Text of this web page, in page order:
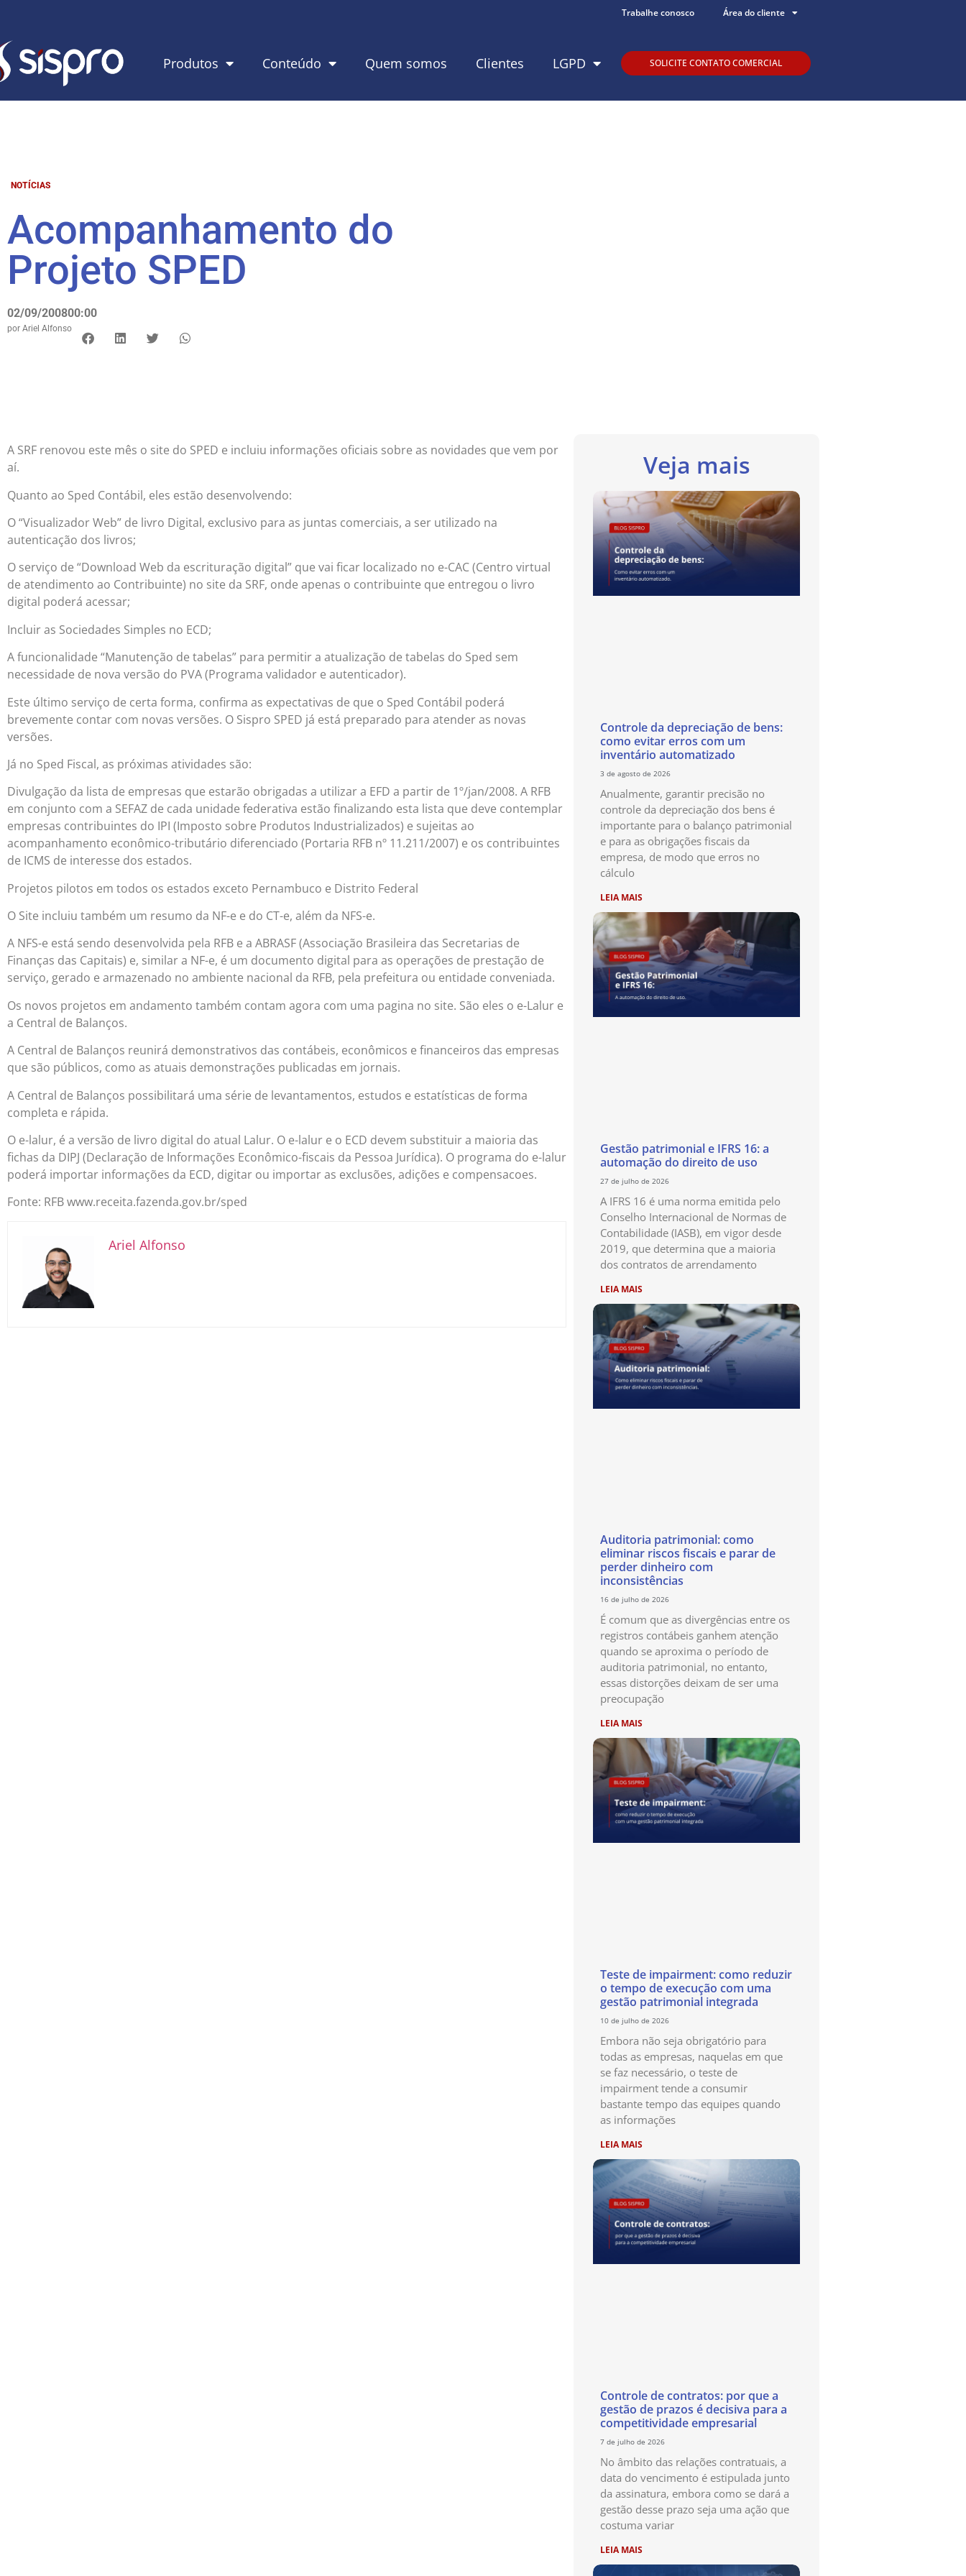
Trabalhe conosco Área do cliente
Produtos Conteúdo Quem somos Clientes LGPD SOLICITE CONTATO COMERCIAL
NOTÍCIAS
Acompanhamento do
Projeto SPED
02/09/200800:00
por Ariel Alfonso
A SRF renovou este mês o site do SPED e incluiu informações oficiais sobre as novidades que vem por
aí.
Quanto ao Sped Contábil, eles estão desenvolvendo:
O “Visualizador Web” de livro Digital, exclusivo para as juntas comerciais, a ser utilizado na
autenticação dos livros;
O serviço de “Download Web da escrituração digital” que vai ficar localizado no e-CAC (Centro virtual
de atendimento ao Contribuinte) no site da SRF, onde apenas o contribuinte que entregou o livro
digital poderá acessar;
Incluir as Sociedades Simples no ECD;
A funcionalidade “Manutenção de tabelas” para permitir a atualização de tabelas do Sped sem
necessidade de nova versão do PVA (Programa validador e autenticador).
Este último serviço de certa forma, confirma as expectativas de que o Sped Contábil poderá
brevemente contar com novas versões. O Sispro SPED já está preparado para atender as novas
versões.
Já no Sped Fiscal, as próximas atividades são:
Divulgação da lista de empresas que estarão obrigadas a utilizar a EFD a partir de 1º/jan/2008. A RFB
em conjunto com a SEFAZ de cada unidade federativa estão finalizando esta lista que deve contemplar
empresas contribuintes do IPI (Imposto sobre Produtos Industrializados) e sujeitas ao
acompanhamento econômico-tributário diferenciado (Portaria RFB nº 11.211/2007) e os contribuintes
de ICMS de interesse dos estados.
Projetos pilotos em todos os estados exceto Pernambuco e Distrito Federal
O Site incluiu também um resumo da NF-e e do CT-e, além da NFS-e.
A NFS-e está sendo desenvolvida pela RFB e a ABRASF (Associação Brasileira das Secretarias de
Finanças das Capitais) e, similar a NF-e, é um documento digital para as operações de prestação de
serviço, gerado e armazenado no ambiente nacional da RFB, pela prefeitura ou entidade conveniada.
Os novos projetos em andamento também contam agora com uma pagina no site. São eles o e-Lalur e
a Central de Balanços.
A Central de Balanços reunirá demonstrativos das contábeis, econômicos e financeiros das empresas
que são públicos, como as atuais demonstrações publicadas em jornais.
A Central de Balanços possibilitará uma série de levantamentos, estudos e estatísticas de forma
completa e rápida.
O e-lalur, é a versão de livro digital do atual Lalur. O e-lalur e o ECD devem substituir a maioria das
fichas da DIPJ (Declaração de Informações Econômico-fiscais da Pessoa Jurídica). O programa do e-lalur
poderá importar informações da ECD, digitar ou importar as exclusões, adições e compensacoes.
Fonte: RFB www.receita.fazenda.gov.br/sped
Ariel Alfonso
Veja mais
Controle da depreciação de bens:
como evitar erros com um
inventário automatizado
3 de agosto de 2026
Anualmente, garantir precisão no
controle da depreciação dos bens é
importante para o balanço patrimonial
e para as obrigações fiscais da
empresa, de modo que erros no
cálculo
LEIA MAIS
Gestão patrimonial e IFRS 16: a
automação do direito de uso
27 de julho de 2026
A IFRS 16 é uma norma emitida pelo
Conselho Internacional de Normas de
Contabilidade (IASB), em vigor desde
2019, que determina que a maioria
dos contratos de arrendamento
LEIA MAIS
Auditoria patrimonial: como
eliminar riscos fiscais e parar de
perder dinheiro com
inconsistências
16 de julho de 2026
É comum que as divergências entre os
registros contábeis ganhem atenção
quando se aproxima o período de
auditoria patrimonial, no entanto,
essas distorções deixam de ser uma
preocupação
LEIA MAIS
Teste de impairment: como reduzir
o tempo de execução com uma
gestão patrimonial integrada
10 de julho de 2026
Embora não seja obrigatório para
todas as empresas, naquelas em que
se faz necessário, o teste de
impairment tende a consumir
bastante tempo das equipes quando
as informações
LEIA MAIS
Controle de contratos: por que a
gestão de prazos é decisiva para a
competitividade empresarial
7 de julho de 2026
No âmbito das relações contratuais, a
data do vencimento é estipulada junto
da assinatura, embora como se dará a
gestão desse prazo seja uma ação que
costuma variar
LEIA MAIS